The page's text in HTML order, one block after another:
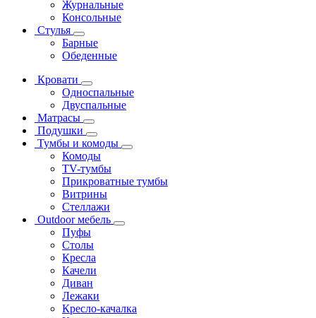
Журнальные
Консольные
Стулья
Барные
Обеденные
Кровати
Односпальные
Двуспальные
Матрасы
Подушки
Тумбы и комоды
Комоды
ТV-тумбы
Прикроватные тумбы
Витрины
Стеллажи
Outdoor мебель
Пуфы
Столы
Кресла
Качели
Диван
Лежаки
Кресло-качалка